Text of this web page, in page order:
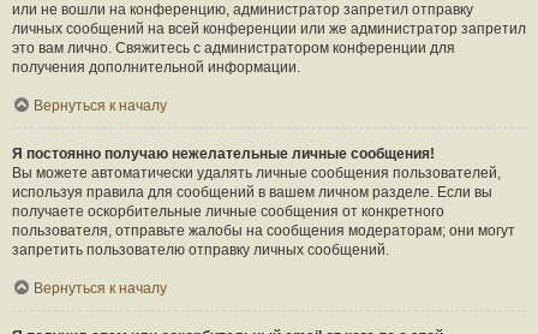
или не вошли на конференцию, администратор запретил отправку
личных сообщений на всей конференции или же администратор запретил
это вам лично. Свяжитесь с администратором конференции для
получения дополнительной информации.
Вернуться к началу
Я постоянно получаю нежелательные личные сообщения!
Вы можете автоматически удалять личные сообщения пользователей,
используя правила для сообщений в вашем личном разделе. Если вы
получаете оскорбительные личные сообщения от конкретного
пользователя, отправьте жалобы на сообщения модераторам; они могут
запретить пользователю отправку личных сообщений.
Вернуться к началу